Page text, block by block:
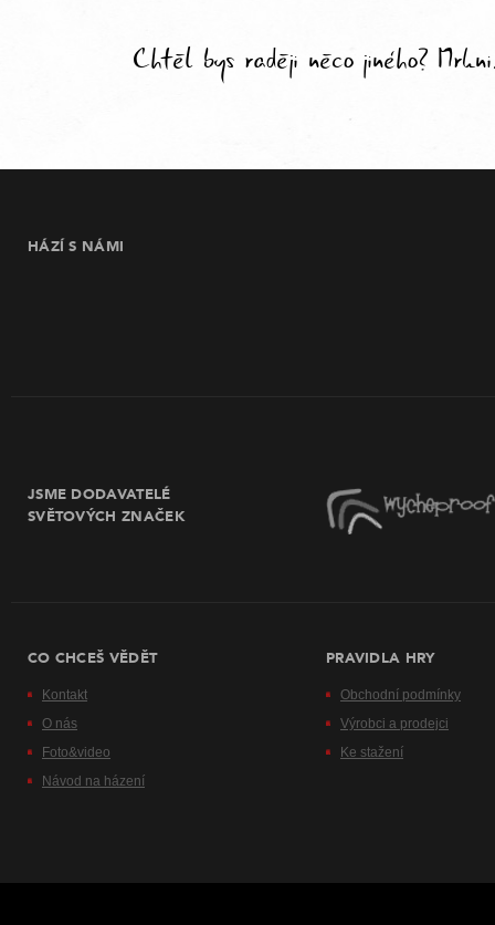
Chtěl bys raději něco jiného?
HÁZÍ S NÁMI
JSME DODAVATELÉ
SVĚTOVÝCH ZNAČEK
CO CHCEŠ VĚDĚT
Kontakt
O nás
Foto&video
Návod na házení
PRAVIDLA HRY
Obchodní podmínky
Výrobci a prodejci
Ke stažení